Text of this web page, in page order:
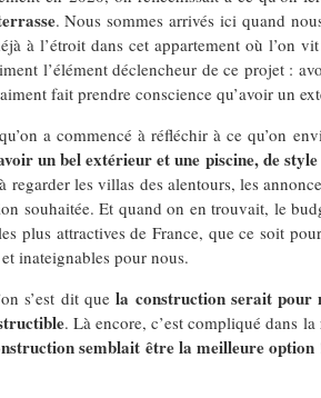
. Nous sommes arrivés ici quand
à l’étroit dans cet appartement où
l’élément déclencheur de ce projet :
fait prendre conscience qu’avoir un
a commencé à réfléchir à ce qu’on
un bel extérieur et une piscine, de
regarder les villas des alentours, les
souhaitée. Et quand on en trouvait, le
plus attractives de France, que ce soit
inateignables pour nous.
s’est dit quela construction serait pour
. Là encore, c’est compliqué dans
semblait être la meilleure option